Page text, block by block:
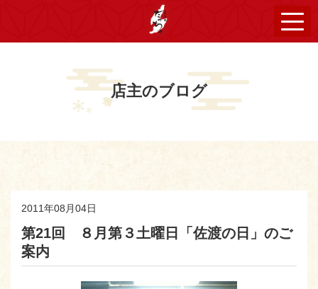
店主のブログ
2011年08月04日
第21回 ８月第３土曜日「佐渡の日」のご
案内